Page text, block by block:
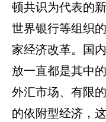
顿共识为代表的
世界银行等组织
家经济改革。国
放一直都是其中
外汇市场、有限
的依附型经济，